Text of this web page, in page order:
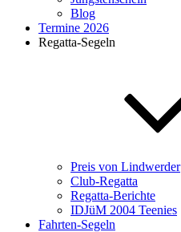
Blog
Termine 2026
Regatta-Segeln
Preis von Lindwerder
Club-Regatta
Regatta-Berichte
IDJüM 2004 Teenies
Fahrten-Segeln